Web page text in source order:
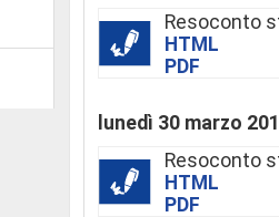
Resoconto
HTML
PDF
lunedì 30 marzo
Resoconto
HTML
PDF